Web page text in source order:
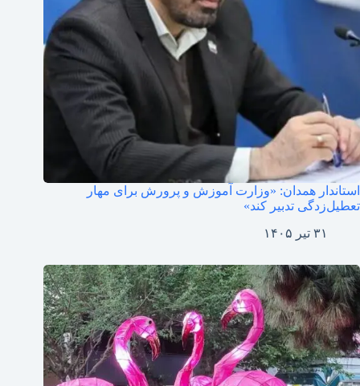
استاندار همدان: «وزارت آموزش و پرورش برای مهار
تعطیل‌زدگی تدبیر کند»
۳۱ تیر ۱۴۰۵